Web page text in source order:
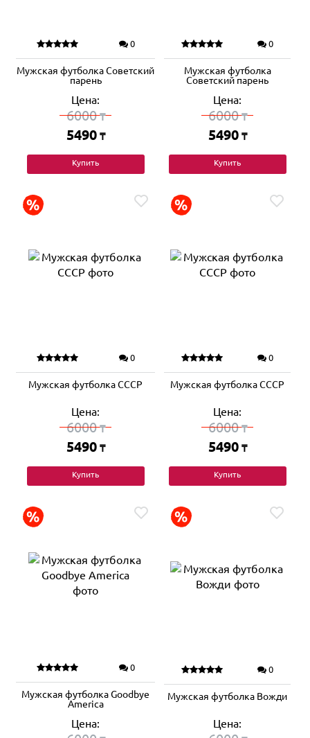
0
Мужская футболка Советский
парень
Цена:
6000₸
5490 ₸
Купить
0
Мужская футболка
Советский парень
Цена:
6000₸
5490 ₸
Купить
0
Мужская футболка СССР
Цена:
6000₸
5490 ₸
Купить
0
Мужская футболка СССР
Цена:
6000₸
5490 ₸
Купить
0
Мужская футболка Goodbye
America
Цена:
0
Мужская футболка Вожди
Цена: